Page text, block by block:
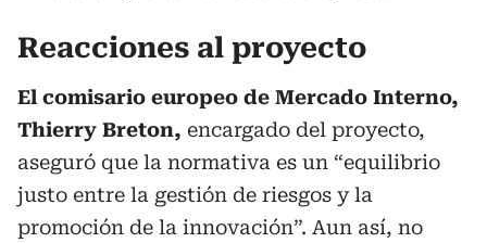
Reacciones al proyecto
El comisario europeo de Mercado Interno,
Thierry Breton, encargado del proyecto,
aseguró que la normativa es un “equilibrio
justo entre la gestión de riesgos y la
promoción de la innovación”. Aun así, no